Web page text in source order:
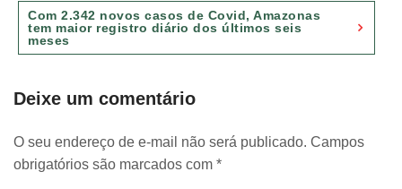
Post
Com 2.342 novos casos de Covid, Amazonas
tem maior registro diário dos últimos seis
meses
Deixe um comentário
O seu endereço de e-mail não será publicado. Campos
obrigatórios são marcados com *